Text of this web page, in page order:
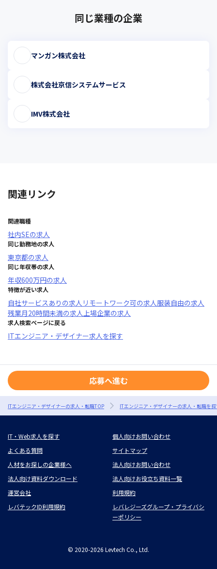
同じ業種の企業
マンガン株式会社
株式会社京信システムサービス
IMV株式会社
関連リンク
関連職種
社内SEの求人
同じ勤務地の求人
東京都の求人
同じ年収帯の求人
年収600万円の求人
特徴が近い求人
自社サービスあり の求人 リモートワーク可の求人服装自由の求人
残業月20時間未満の求人上場企業の求人
求人検索ページに戻る
ITエンジニア・デザイナー求人を探す
応募へ進む
ITエンジニア・デザイナーの求人・転職TOP ITエンジニア・デザイナーの求人・転職を
IT・Web求人を探す
個人向けお問い合わせ
よくある質問
サイトマップ
人材をお探しの企業様へ
法人向けお問い合わせ
法人向け資料ダウンロード
法人向けお役立ち資料一覧
運営会社
利用規約
レバテックID利用規約
レバレジーズグループ・プライバシ
ーポリシー
© 2020-2026 Levtech Co., Ltd.